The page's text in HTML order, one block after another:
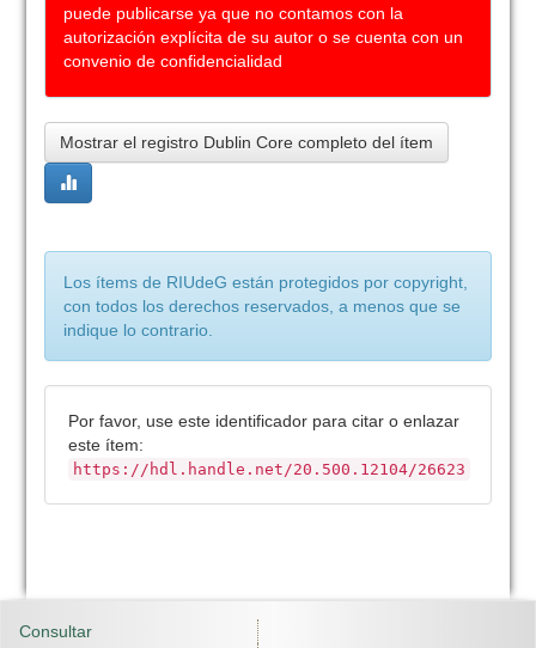
puede publicarse ya que no contamos con la
autorización explícita de su autor o se cuenta con un
convenio de confidencialidad
Mostrar el registro Dublin Core completo del ítem
Los ítems de RIUdeG están protegidos por copyright,
con todos los derechos reservados, a menos que se
indique lo contrario.
Por favor, use este identificador para citar o enlazar
este ítem:
https://hdl.handle.net/20.500.12104/26623
Consultar